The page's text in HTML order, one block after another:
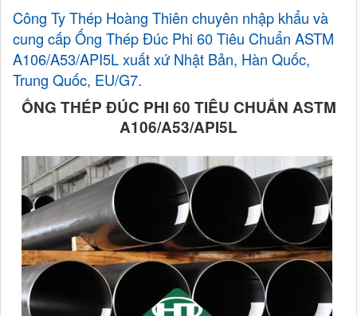
Công Ty Thép Hoàng Thiên chuyên nhập khẩu và
cung cấp Ống Thép Đúc Phi 60 Tiêu Chuẩn ASTM
A106/A53/API5L xuất xứ Nhật Bản, Hàn Quốc,
Trung Quốc, EU/G7.
ỐNG THÉP ĐÚC PHI 60 TIÊU CHUẨN ASTM
A106/A53/API5L